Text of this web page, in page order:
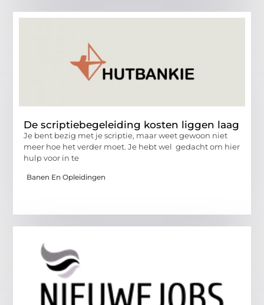
De scriptiebegeleiding kosten liggen laag
Je bent bezig met je scriptie, maar weet gewoon niet
meer hoe het verder moet. Je hebt wel gedacht om hier
hulp voor in te
Banen En Opleidingen